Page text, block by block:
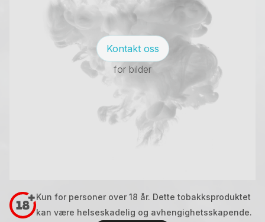
Kontakt oss
for bilder
Kun for personer over 18 år. Dette tobakksproduktet
kan være helseskadelig og avhengighetsskapende.